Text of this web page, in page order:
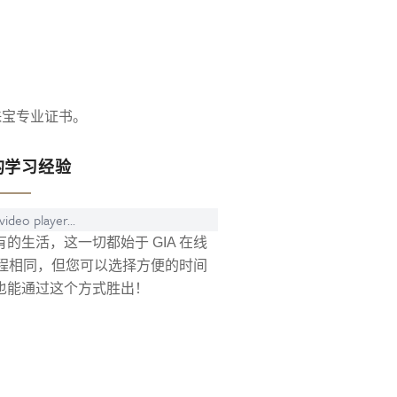
专业证书。
学习经验
player...
生活，这一切都始于 GIA 在线
相同，但您可以选择方便的时间
通过这个方式胜出！